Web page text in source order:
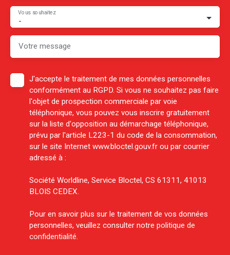
-
Vous souhaitez
Votre message
J'accepte le traitement de mes données personnelles
conformément au RGPD. Si vous ne souhaitez pas faire
l'objet de prospection commerciale par voie
téléphonique, vous pouvez vous inscrire gratuitement
sur la liste d'opposition au démarchage téléphonique,
prévu par l'article L223-1 du code de la consommation,
sur le site Internet www.bloctel.gouv.fr ou par courrier
adressé à :
Société Worldline, Service Bloctel, CS 61311, 41013
BLOIS CEDEX.
Pour en savoir plus sur le traitement de vos données
personnelles, veuillez consulter notre politique de
confidentialité.